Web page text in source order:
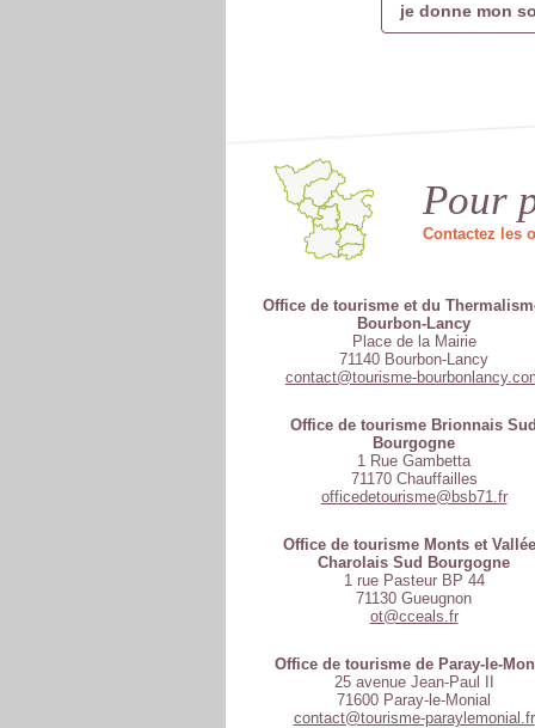
je donne mon
Pour
Contactez les
Office de tourisme et du
Bourbon-Lancy
Place de la Mairie
71140 Bourbon-Lancy
contact@tourisme-
Office de tourisme Brionnais
Bourgogne
1 Rue Gambetta
71170 Chauffailles
officedetourisme@bsb71.fr
Office de tourisme Monts et
Charolais Sud Bourgogne
1 rue Pasteur BP 44
71130 Gueugnon
ot@cceals.fr
Office de tourisme de Paray-le-
25 avenue Jean-Paul II
71600 Paray-le-Monial
contact@tourisme-paraylemonial.fr